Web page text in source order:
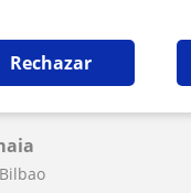
Rechazar
bioquímico y biólogo
en la UPF en
Bilbao